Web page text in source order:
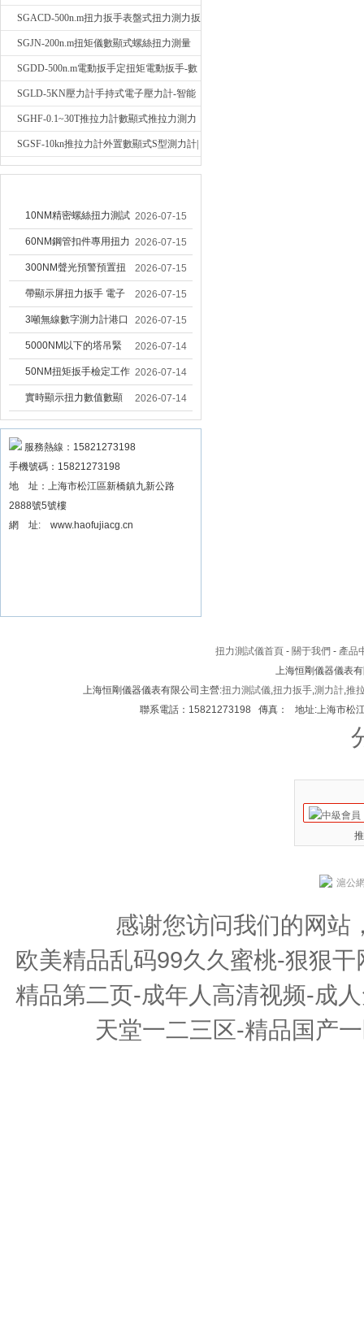
輻稱重壓力測力計
SGACD-500n.m扭力扳手表盤式扭力測力扳
手-表盤扭力矩檢測扳手
SGJN-200n.m扭矩儀數顯式螺絲扭力測量
儀-螺栓扭力矩測試儀
SGDD-500n.m電動扳手定扭矩電動扳手-數
顯式電動定扭力矩扳手
SGLD-5KN壓力計手持式電子壓力計-智能
電子式壓力測力計
SGHF-0.1~30T推拉力計數顯式推拉力測力
計-數字拉壓力雙向測力儀
SGSF-10kn推拉力計外置數顯式S型測力計|
手持連線式拉壓力計
10NM精密螺絲扭力測試
專用扭矩扳手,產線質檢
螺絲扭力專用扳手廠家
2026-07-15
60NM鋼管扣件專用扭力
扳手 腳手架扭力檢測扳
手 工地扣件扭矩扳手品
牌
2026-07-15
300NM聲光預警預置扭
力扳手 工業緊固專用數
顯扭力工具廠家
2026-07-15
帶顯示屏扭力扳手 電子
數顯扭力扳手 20NM精
準可調力矩扳手品牌
2026-07-15
3噸無線數字測力計港口
吊裝專用
2026-07-15
5000NM以下的塔吊緊
固大扭力電動扳手 塔機
安裝電動扳手廠家
2026-07-14
50NM扭矩扳手檢定工作
臺 高精度扭力校準設備
扳手精度檢定設備廠家
2026-07-14
實時顯示扭力數值數顯
扭力扳手 工業數顯扭力
扳手數據可顯示品牌
2026-07-14
服務熱線：15821273198
手機號碼：15821273198
地 址：上海市松江區新橋鎮九新公路
2888號5號樓
網 址: www.haofujiacg.cn
扭力測試儀首頁 - 關于我們 - 產品
上海恒剛儀器儀表
上海恒剛儀器儀表有限公司主營:扭力測試儀,扭力扳手,測力計,推
聯系電話：15821273198 傳真： 地址:上海市松
滬公
感谢您访问我们的网站
欧美精品乱码99久久蜜桃-狠狠
精品第二页-成年人高清视频-成
天堂一二三区-精品国产